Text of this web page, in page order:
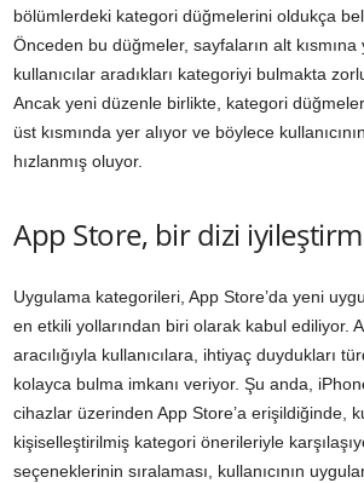
bölümlerdeki kategori düğmelerini oldukça
Önceden bu düğmeler, sayfaların alt
kullanıcılar aradıkları kategoriyi bulmakta
Ancak yeni düzenle birlikte, kategori
üst kısmında yer alıyor ve böylece
hızlanmış oluyor.
App Store, bir dizi
Uygulama kategorileri, App Store’da yeni
en etkili yollarından biri olarak kabul ediliyor.
aracılığıyla kullanıcılara, ihtiyaç duydukları
kolayca bulma imkanı veriyor. Şu anda,
cihazlar üzerinden App Store’a erişildiğinde,
kişiselleştirilmiş kategori önerileriyle
seçeneklerinin sıralaması, kullanıcının